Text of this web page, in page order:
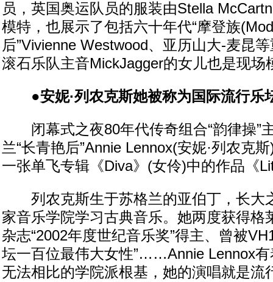
员，英国奥运队员的服装由Stella
模特，也展示了包括六十年代“摩登族
后”Vivienne Westwood、亚历山大-麦昆
滚石乐队主音MickJagger的女儿也是现场
●安妮·列农克斯她被称为国际流行乐
闭幕式之夜80年代传奇组合“韵律操”
兰“长青艳后”Annie Lennox(安妮·列农克
一张单飞专辑《Diva》(女伶)中的作品《
列农克斯生于苏格兰的亚伯丁，长大
家音乐学院学习古典音乐。她两度获得格
杂志“2002年度世纪音乐奖”得主、曾被
坛一百位最伟大女性”……Annie Lennox
无法相比的学院派根基，她的演唱就是流